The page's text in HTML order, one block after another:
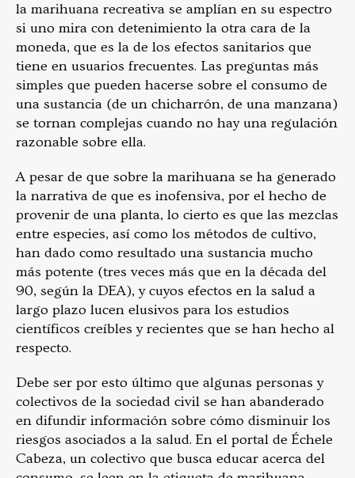
la marihuana recreativa se amplían en su espectro
si uno mira con detenimiento la otra cara de la
moneda, que es la de los efectos sanitarios que
tiene en usuarios frecuentes. Las preguntas más
simples que pueden hacerse sobre el consumo de
una sustancia (de un chicharrón, de una manzana)
se tornan complejas cuando no hay una regulación
razonable sobre ella.
A pesar de que sobre la marihuana se ha generado
la narrativa de que es inofensiva, por el hecho de
provenir de una planta, lo cierto es que las mezclas
entre especies, así como los métodos de cultivo,
han dado como resultado una sustancia mucho
más potente (tres veces más que en la década del
90, según la DEA), y cuyos efectos en la salud a
largo plazo lucen elusivos para los estudios
científicos creíbles y recientes que se han hecho al
respecto.
Debe ser por esto último que algunas personas y
colectivos de la sociedad civil se han abanderado
en difundir información sobre cómo disminuir los
riesgos asociados a la salud. En el portal de Échele
Cabeza, un colectivo que busca educar acerca del